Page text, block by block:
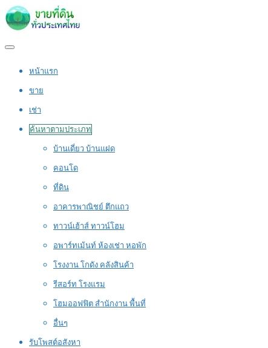
หน้าแรก
ขาย
เช่า
ค้นหาตามประเภท
บ้านเดี่ยว บ้านแฝด
คอนโด
ที่ดิน
อาคารพาณิชย์ ตึกแถว
ทาวน์เฮ้าส์ ทาวน์โฮม
อพาร์ทเม้นท์ ห้องเช่า หอพัก
โรงงาน โกดัง คลังสินค้า
รีสอร์ท โรงแรม
โฮมออฟฟิต สำนักงาน พื้นที่
อื่นๆ
รับโพสต์อสังหา